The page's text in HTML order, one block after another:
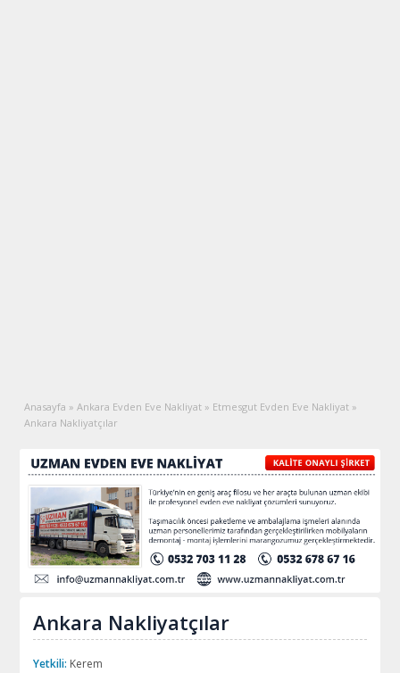
Anasayfa » Ankara Evden Eve Nakliyat » Etmesgut Evden Eve Nakliyat »
Ankara Nakliyatçılar
Ankara Nakliyatçılar
Yetkili: Kerem